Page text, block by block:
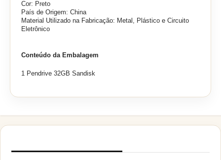
Cor: Preto
País de Origem: China
Material Utilizado na Fabricação: Metal, Plástico e Circuito
Eletrônico
Conteúdo da Embalagem
1 Pendrive 32GB Sandisk